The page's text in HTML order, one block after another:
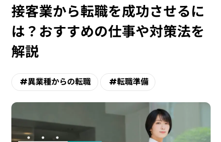
接客業から転職を成功させるに
は？おすすめの仕事や対策法を
解説
#異業種からの転職 #転職準備